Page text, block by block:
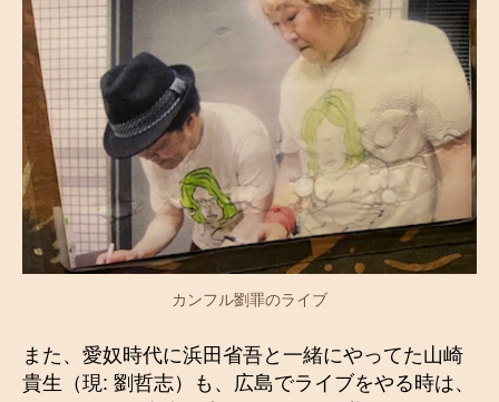
カンフル劉罪のライブ
また、愛奴時代に浜田省吾と一緒にやってた山崎
貴生（現: 劉哲志）も、広島でライブをやる時は、